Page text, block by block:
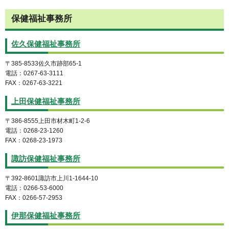
保健福祉事務所
佐久保健福祉事務所
〒385-8533佐久市跡部65-1
電話：0267-63-3111
FAX：0267-63-3221
上田保健福祉事務所
〒386-8555上田市材木町1-2-6
電話：0268-23-1260
FAX：0268-23-1973
諏訪保健福祉事務所
〒392-8601諏訪市上川1-1644-10
電話：0266-53-6000
FAX：0266-57-2953
伊那保健福祉事務所